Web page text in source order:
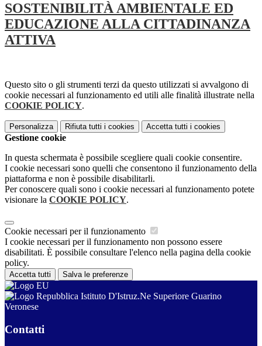
SOSTENIBILITÀ AMBIENTALE ED
EDUCAZIONE ALLA CITTADINANZA
ATTIVA
Questo sito o gli strumenti terzi da questo utilizzati si avvalgono di
cookie necessari al funzionamento ed utili alle finalità illustrate nella
COOKIE POLICY.
Personalizza Rifiuta tutti i cookies Accetta tutti i cookies
Gestione cookie
In questa schermata è possibile scegliere quali cookie consentire.
I cookie necessari sono quelli che consentono il funzionamento della
piattaforma e non è possibile disabilitarli.
Per conoscere quali sono i cookie necessari al funzionamento potete
visionare la COOKIE POLICY.
Cookie necessari per il funzionamento
I cookie necessari per il funzionamento non possono essere
disabilitati. È possibile consultare l'elenco nella pagina della cookie
policy.
Accetta tutti Salva le preferenze
Istituto D'Istruz.Ne Superiore Guarino
Veronese
Contatti